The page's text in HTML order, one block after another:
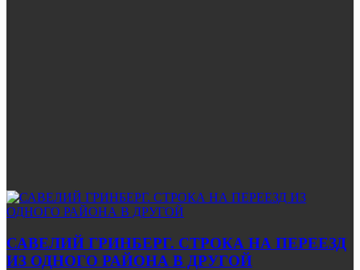
САВЕЛИЙ ГРИНБЕРГ. СТРОКА НА ПЕРЕЕЗД
ИЗ ОДНОГО РАЙОНА В ДРУГОЙ